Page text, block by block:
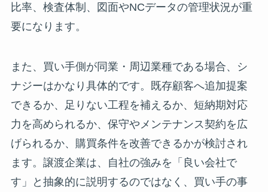
比率、検査体制、図面やNCデータの管理状況が重
要になります。
また、買い手側が同業・周辺業種である場合、シ
ナジーはかなり具体的です。既存顧客へ追加提案
できるか、足りない工程を補えるか、短納期対応
力を高められるか、保守やメンテナンス契約を広
げられるか、購買条件を改善できるかが検討され
ます。譲渡企業は、自社の強みを「良い会社で
す」と抽象的に説明するのではなく、買い手の事